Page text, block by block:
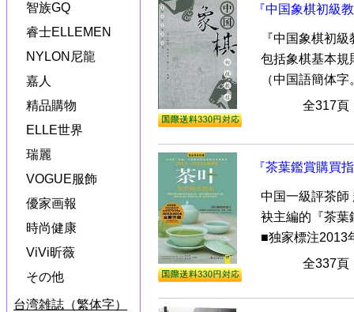
智族GQ
睿士ELLEMEN
NYLON尼龍
嘉人
精品購物
ELLE世界
瑞麗
VOGUE服飾
優家画報
時尚健康
ViVi昕薇
その他
台湾雑誌（繁体字）
『中国象棋初級
『中国象棋初
包括象棋基本規
（中国語簡体字
全317
『茶葉鑑賞購買
中国一級評茶師
袂主編的『茶葉
■独家標注2013
全337